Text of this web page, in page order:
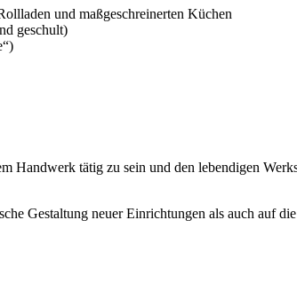
und maßgeschreinerten Küchen
geschult)
Handwerk tätig zu sein und den lebendigen
Gestaltung neuer Einrichtungen als auch auf